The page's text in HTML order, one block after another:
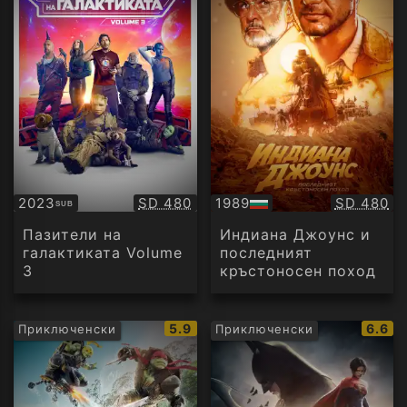
2023SUB
Субтитри Качество:
SD 480
Пазители на
галактиката Volume
3
1989
БГ
аудио
SD 480
Индиана Джоунс и
последният
кръстоносен поход
Приключенски
IMDb
рейтинг:
5.9 Приключенски
IMDb
6.6